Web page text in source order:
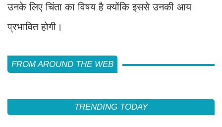
उनके लिए चिंता का विषय है क्योंकि इससे उनकी आय
प्रभावित होगी।
FROM AROUND THE WEB
TRENDING TODAY